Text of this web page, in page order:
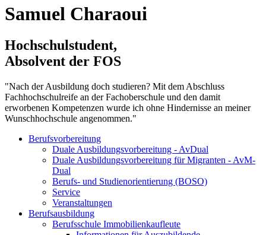
Samuel Charaoui
Hochschulstudent,
Absolvent der FOS
"Nach der Ausbildung doch studieren? Mit dem Abschluss
Fachhochschulreife an der Fachoberschule und den damit
erworbenen Kompetenzen wurde ich ohne Hindernisse an meiner
Wunschhochschule angenommen."
Berufsvorbereitung
Duale Ausbildungsvorbereitung - AvDual
Duale Ausbildungsvorbereitung für Migranten - AvM-
Dual
Berufs- und Studienorientierung (BOSO)
Service
Veranstaltungen
Berufsausbildung
Berufsschule Immobilienkaufleute